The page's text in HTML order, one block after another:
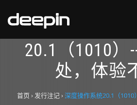
深度操作
20.1（1010）
处，体验
首页›发行注记›深度操作系统20.1（